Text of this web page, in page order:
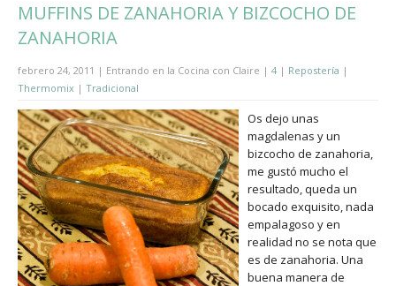
MUFFINS DE ZANAHORIA Y BIZCOCHO DE
ZANAHORIA
febrero 24, 2011 | Entrando en la Cocina con Claire | 4 | Repostería |
Thermomix | Tradicional
Os dejo unas
magdalenas y un
bizcocho de zanahoria,
me gustó mucho el
resultado, queda un
bocado exquisito, nada
empalagoso y en
realidad no se nota que
es de zanahoria. Una
buena manera de